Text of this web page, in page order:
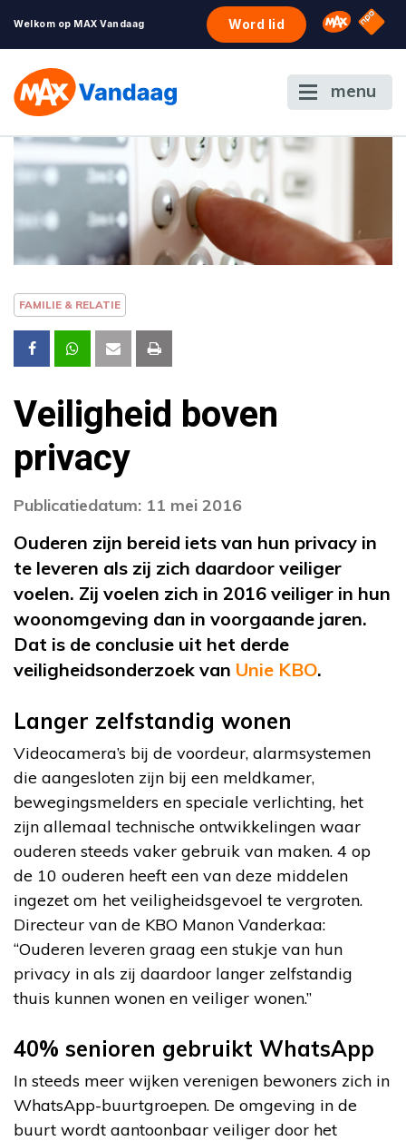
Welkom op MAX Vandaag Word lid Omroep
NPO
menu
FAMILIE & RELATIE
Veiligheid boven
privacy
Publicatiedatum: 11 mei 2016
Ouderen zijn bereid iets van hun privacy in
te leveren als zij zich daardoor veiliger
voelen. Zij voelen zich in 2016 veiliger in hun
woonomgeving dan in voorgaande jaren.
Dat is de conclusie uit het derde
veiligheidsonderzoek van Unie KBO.
Langer zelfstandig wonen
Videocamera’s bij de voordeur, alarmsystemen
die aangesloten zijn bij een meldkamer,
bewegingsmelders en speciale verlichting, het
zijn allemaal technische ontwikkelingen waar
ouderen steeds vaker gebruik van maken. 4 op
de 10 ouderen heeft een van deze middelen
ingezet om het veiligheidsgevoel te vergroten.
Directeur van de KBO Manon Vanderkaa:
“Ouderen leveren graag een stukje van hun
privacy in als zij daardoor langer zelfstandig
thuis kunnen wonen en veiliger wonen.”
40% senioren gebruikt WhatsApp
In steeds meer wijken verenigen bewoners zich in
WhatsApp-buurtgroepen. De omgeving in de
buurt wordt aantoonbaar veiliger door het